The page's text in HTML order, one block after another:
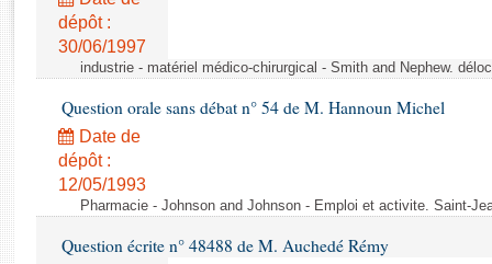
Rapports d'enquête
Rapports législatifs
Dossiers législatifs
Budget et sécurité sociale
Questions écrites et orales
dépôt :
30/06/1997
industrie - matériel médico-chirurgical - Smith and Nephew.
Question orale sans débat n° 54 de M. Hannoun Michel
Date de
dépôt :
12/05/1993
Pharmacie - Johnson and Johnson - Emploi et activite. Saint-
Question écrite n° 48488 de M. Auchedé Rémy